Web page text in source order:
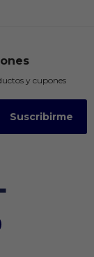
y cupones
Suscribirme